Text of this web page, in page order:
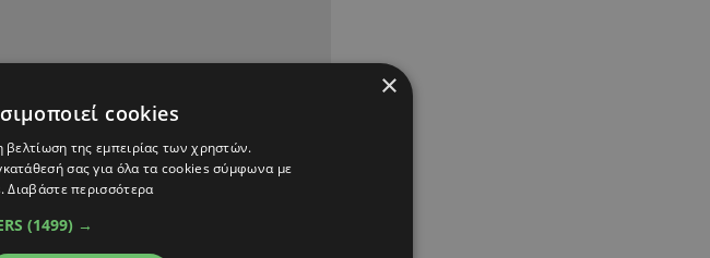
×
cookies
βελτίωση της εμπειρίας των χρηστών.
σας για όλα τα cookies σύμφωνα με
Διαβάστε περισσότερα
(1499) →